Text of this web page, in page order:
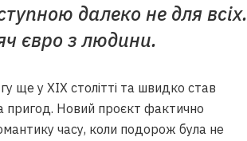
далеко не для всіх.
євро з людини.
ще у XIX столітті та швидко став
пригод. Новий проєкт фактично
часу, коли подорож була не